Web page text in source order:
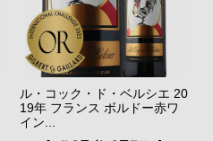
ル・コック・ド・ベルシエ 20
19年 フランス ボルドー赤ワ
イン...